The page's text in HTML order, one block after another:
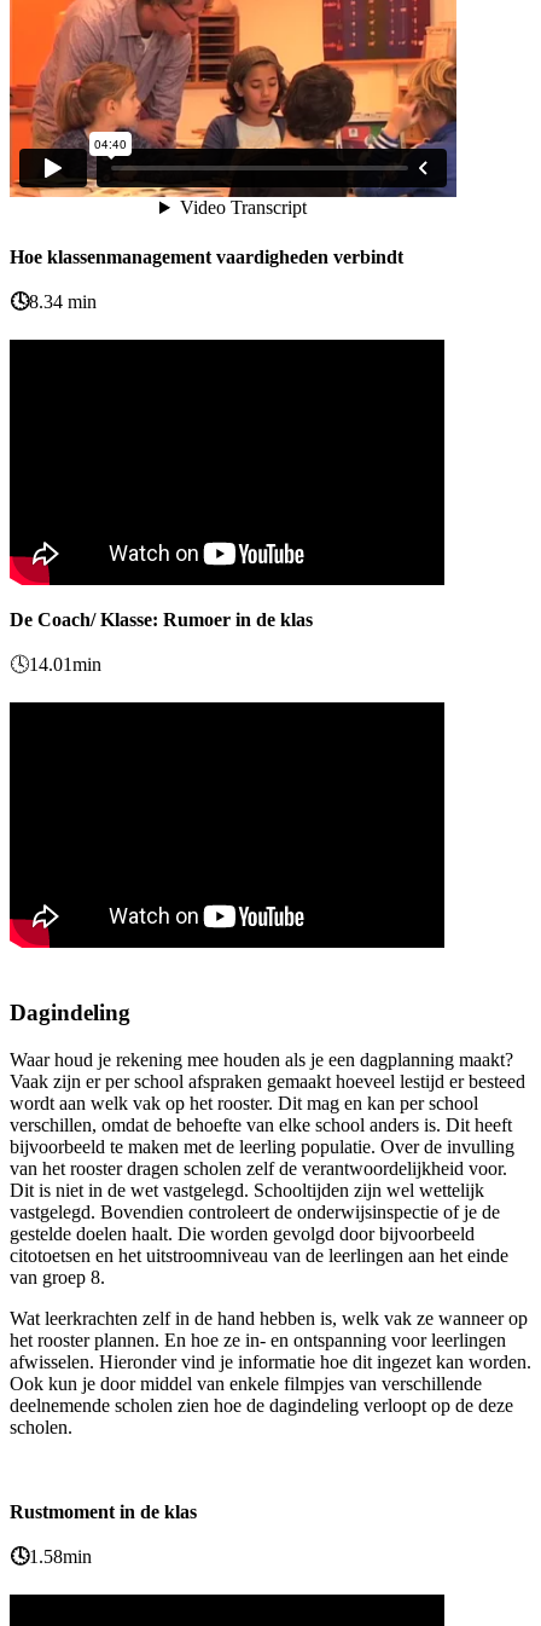
Hoe klassenmanagement vaardigheden verbindt
🕓8.34 min
De Coach/ Klasse: Rumoer in de klas
🕓14.01min
Dagindeling
Waar houd je rekening mee houden als je een dagplanning maakt?
Vaak zijn er per school afspraken gemaakt hoeveel lestijd er besteed
wordt aan welk vak op het rooster. Dit mag en kan per school
verschillen, omdat de behoefte van elke school anders is. Dit heeft
bijvoorbeeld te maken met de leerling populatie. Over de invulling
van het rooster dragen scholen zelf de verantwoordelijkheid voor.
Dit is niet in de wet vastgelegd. Schooltijden zijn wel wettelijk
vastgelegd. Bovendien controleert de onderwijsinspectie of je de
gestelde doelen haalt. Die worden gevolgd door bijvoorbeeld
citotoetsen en het uitstroomniveau van de leerlingen aan het einde
van groep 8.
Wat leerkrachten zelf in de hand hebben is, welk vak ze wanneer op
het rooster plannen. En hoe ze in- en ontspanning voor leerlingen
afwisselen. Hieronder vind je informatie hoe dit ingezet kan worden.
Ook kun je door middel van enkele filmpjes van verschillende
deelnemende scholen zien hoe de dagindeling verloopt op de deze
scholen.
Rustmoment in de klas
🕓1.58min